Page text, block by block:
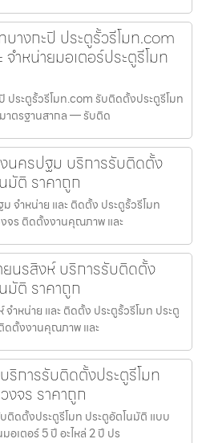
บางกะปิ ประตูรั้วรีโมท.com
ำหน่ายมอเตอร์ประตูรีโมท
ประตูรั้วรีโมท.com รับติดตั้งประตูรีโมท
มาตรฐานสากล — รับติด
นครปฐม บริการรับติดตั้ง
มัติ ราคาถูก
จำหน่าย และ ติดตั้ง ประตูรั้วรีโมท
จร ติดตั้งงานคุณภาพ และ
นรสิงห์ บริการรับติดตั้ง
มัติ ราคาถูก
ำหน่าย และ ติดตั้ง ประตูรั้วรีโมท ประตู
ดตั้งงานคุณภาพ และ
การรับติดตั้งประตูรีโมท
จร ราคาถูก
ติดตั้งประตูรีโมท ประตูอัตโนมัติ แบบ
เตอร์ 5 ปี อะไหล่ 2 ปี ปร